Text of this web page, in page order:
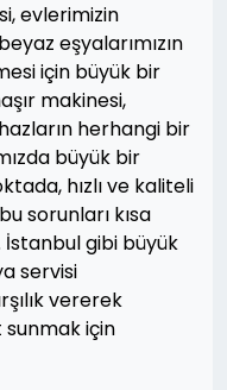
evlerimizin
eşyalarımızın
için büyük bir
makinesi,
herhangi bir
büyük bir
hızlı ve kaliteli
sorunları kısa
gibi büyük
servisi
vererek
için